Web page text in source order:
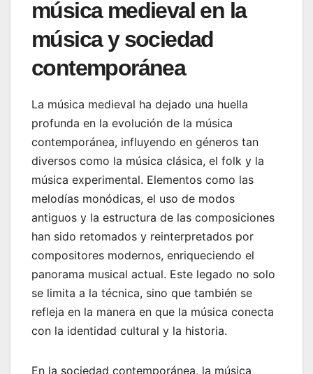
música medieval en la
música y sociedad
contemporánea
La música medieval ha dejado una huella
profunda en la evolución de la música
contemporánea, influyendo en géneros tan
diversos como la música clásica, el folk y la
música experimental. Elementos como las
melodías monódicas, el uso de modos
antiguos y la estructura de las composiciones
han sido retomados y reinterpretados por
compositores modernos, enriqueciendo el
panorama musical actual. Este legado no solo
se limita a la técnica, sino que también se
refleja en la manera en que la música conecta
con la identidad cultural y la historia.
En la sociedad contemporánea, la música